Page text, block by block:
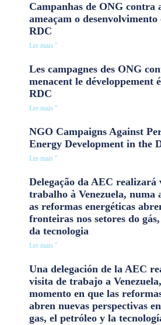
Campanhas de ONG contra
ameaçam o
RDC
Ler mais "
Les campagnes des ONG
menacent le développement
RDC
Ler mais "
NGO Campaigns Against
Energy Development in the
Ler mais "
Delegação da AEC realizará
trabalho à Venezuela, numa
as reformas energéticas
fronteiras nos setores do
da tecnologia
Ler mais "
Una delegación de la AEC
visita de trabajo a
momento en que las
abren nuevas perspectivas
gas, el petróleo y la